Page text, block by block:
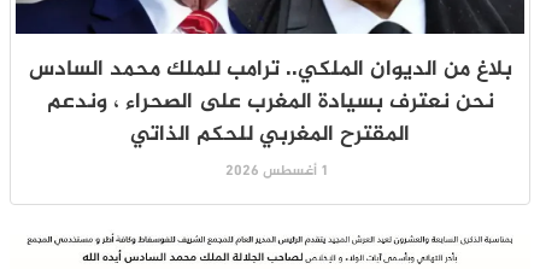
بلاغ من الديوان الملكي.. ترامب للملك محمد السادس
نحن نعترف بسيادة المغرب على الصحراء ، وندعم
المقترح المغربي للحكم الذاتي
1 أغسطس 2026